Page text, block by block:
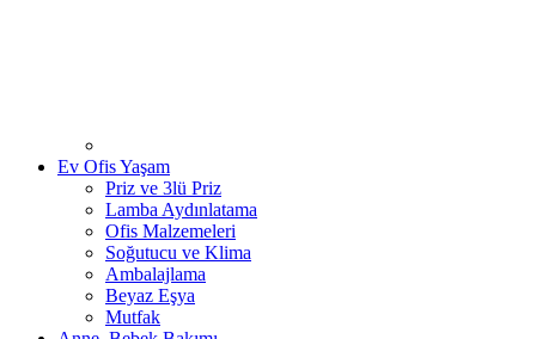
Ev Ofis Yaşam
Priz ve 3lü Priz
Lamba Aydınlatama
Ofis Malzemeleri
Soğutucu ve Klima
Ambalajlama
Beyaz Eşya
Mutfak